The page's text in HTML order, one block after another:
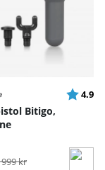
Betyg:
4.9
Bitigo,
pris:
kr